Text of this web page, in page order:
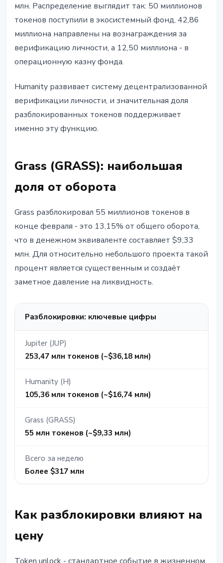
млн. Распределение выглядит так: 50 миллионов
токенов поступили в экосистемный фонд, 42,86
миллиона направлены на вознаграждения за
верификацию личности, а 12,50 миллиона - в
операционную казну фонда.
Humanity развивает систему децентрализованной
верификации личности, и значительная доля
разблокированных токенов поддерживает
именно эту функцию.
Grass (GRASS): наибольшая
доля от оборота
Grass разблокировал 55 миллионов токенов в
конце февраля - это 13,15% от общего оборота,
что в денежном эквиваленте составляет $9,33
млн. Для относительно небольшого проекта такой
процент является существенным и создаёт
заметное давление на ликвидность.
Разблокировки: ключевые цифры
Jupiter (JUP)
253,47 млн токенов (~$36,18 млн)
Humanity (H)
105,36 млн токенов (~$16,74 млн)
Grass (GRASS)
55 млн токенов (~$9,33 млн)
Всего за неделю
Более $317 млн
Как разблокировки влияют на
цену